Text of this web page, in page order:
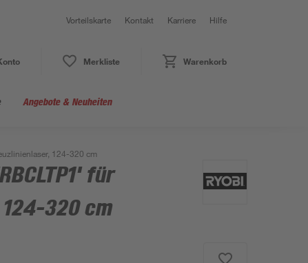
Vorteilskarte Kontakt Karriere Hilfe
Merkliste Warenkorb
Angebote & Neuheiten
124-320 cm
für
320 cm